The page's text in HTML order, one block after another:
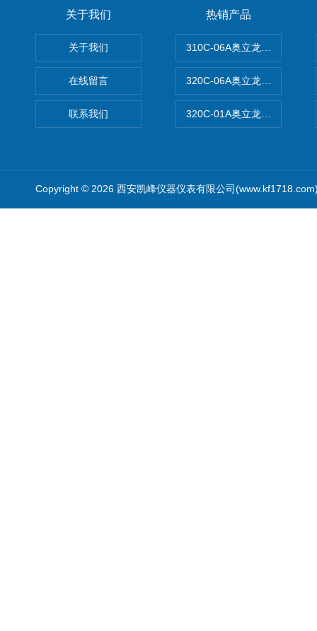
关于我们
关于我们
在线留言
联系我们
热销产品
310C-06A奥立龙实验室台式
320C-06A奥立龙实验室便携
320C-01A奥立龙实验室便携
Copyright © 2026 西安凯峰仪器仪表有限公司